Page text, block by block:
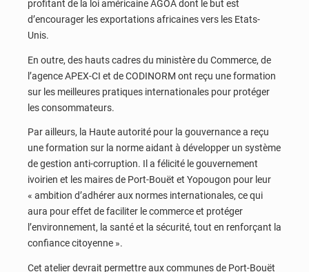
profitant de la loi américaine AGOA dont le but est
d’encourager les exportations africaines vers les Etats-
Unis.
En outre, des hauts cadres du ministère du Commerce, de
l’agence APEX-CI et de CODINORM ont reçu une formation
sur les meilleures pratiques internationales pour protéger
les consommateurs.
Par ailleurs, la Haute autorité pour la gouvernance a reçu
une formation sur la norme aidant à développer un système
de gestion anti-corruption. Il a félicité le gouvernement
ivoirien et les maires de Port-Bouët et Yopougon pour leur
« ambition d’adhérer aux normes internationales, ce qui
aura pour effet de faciliter le commerce et protéger
l’environnement, la santé et la sécurité, tout en renforçant la
confiance citoyenne ».
Cet atelier devrait permettre aux communes de Port-Bouët